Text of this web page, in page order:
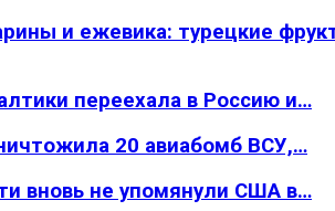
и ежевика: турецкие
переехала в Россию и…
20 авиабомб ВСУ,…
вновь не упомянули США в…